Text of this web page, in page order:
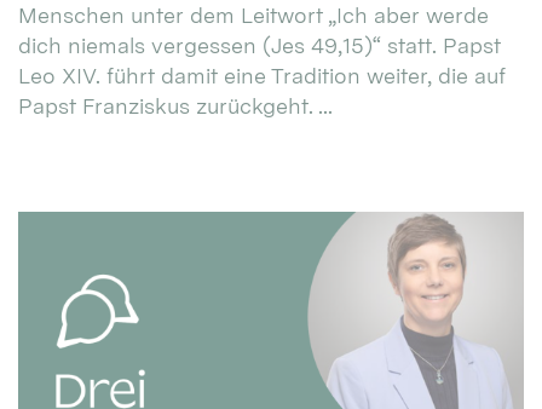
Menschen unter dem Leitwort „Ich aber werde
dich niemals vergessen (Jes 49,15)“ statt. Papst
Leo XIV. führt damit eine Tradition weiter, die auf
Papst Franziskus zurückgeht. ...